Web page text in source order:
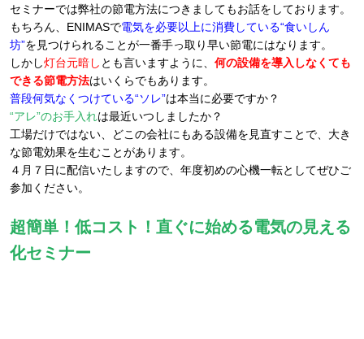
セミナーでは弊社の節電方法につきましてもお話をしております。
もちろん、ENIMASで電気を必要以上に消費している“食いしん
坊”を見つけられることが一番手っ取り早い節電にはなります。
しかし灯台元暗し とも言いますように、 何の設備を導入しなくても
できる節電方法はいくらでもあります。
普段何気なくつけている“ソレ”は本当に必要ですか？
“アレ”のお手入れは最近いつしましたか？
工場だけではない、どこの会社にもある設備を見直すことで、大き
な節電効果を生むことがあります。
４月７日に配信いたしますので、年度初めの心機一転としてぜひご
参加ください。
超簡単！低コスト！直ぐに始める電気の見える
化セミナー